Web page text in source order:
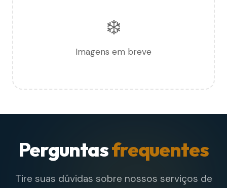
❄️
Imagens em breve
Perguntasfrequentes
Tire suas dúvidas sobre nossos serviços de